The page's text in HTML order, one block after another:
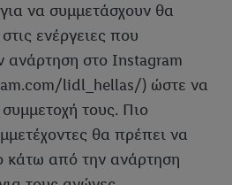
να συμμετάσχουν θα
ενέργειες που
ανάρτηση στο Instagram
lidl_hellas/) ώστε να
τους. Πιο
θα πρέπει να
κάτω από την ανάρτηση